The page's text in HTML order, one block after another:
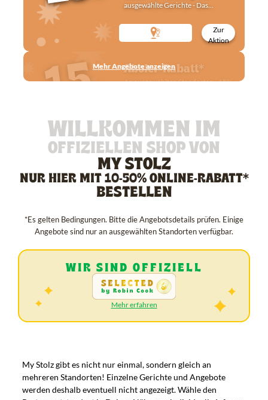
ausgewählte Gerichte - Das
Gerichte Rabatten kombinierbar.
Zur
Aktion
15%
Aboler-Rabatt*
An ausgewählten Standorten - 15%
Gerichte Rabatten kombinierbar.
Zur
Aktion
Mehr Angebote anzeigen
WILLKOMMEN IM
OFFIZIELLEN SHOP VON
MY STOLZ
NUR HIER MIT 10-50% ONLINE-RABATT*
BESTELLEN
*Es gelten Bedingungen. Bitte die Angebotsdetails prüfen. Einige
Angebote sind nur an ausgewählten Standorten verfügbar.
WIR SIND OFFIZIELL
Mehr erfahren
Franchise-Unternehmen
My Stolz gibt es nicht nur einmal, sondern gleich an
mehreren Standorten! Einzelne Gerichte und Angebote
werden deshalb eventuell nicht angezeigt.Wähle den